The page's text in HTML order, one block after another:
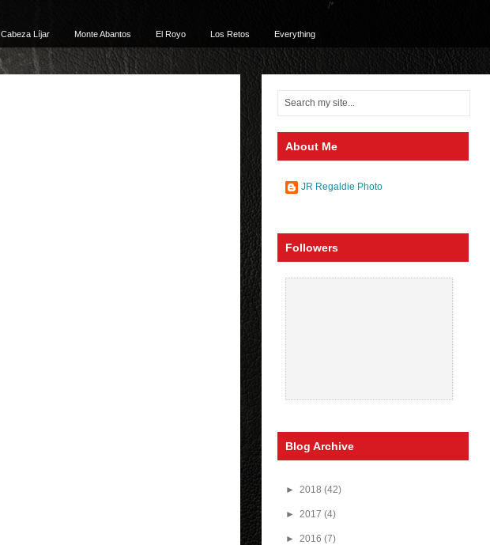
/*
Cabeza Líjar Monte Abantos El Royo Los Retos Everything
About Me
JR Regaldie Photo
Followers
Blog Archive
►2018(42)
►2017(4)
►2016(7)